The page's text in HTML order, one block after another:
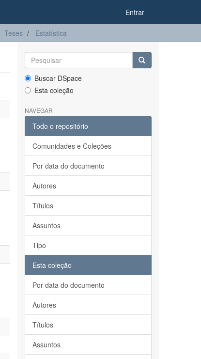
Entrar
Teses Estatística
Buscar DSpace
Esta coleção
NAVEGAR
Todo o repositório
Comunidades e Coleções
Por data do documento
Autores
Títulos
Assuntos
Tipo
Esta coleção
Por data do documento
Autores
Títulos
Assuntos